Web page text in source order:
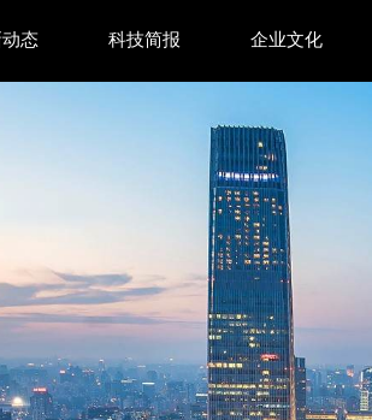
锁住黄金风味
态 科技简报 企业文化